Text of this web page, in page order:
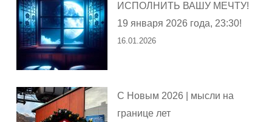
ИСПОЛНИТЬ ВАШУ МЕЧТУ!
19 января 2026 года, 23:30!
16.01.2026
С Новым 2026 | мысли на
границе лет